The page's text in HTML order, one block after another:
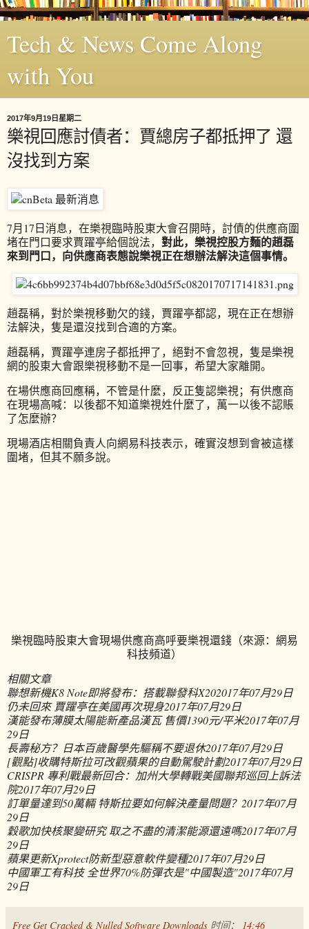
Tech & News Come Along
with You
2017年9月19日星期二
樂視回應討債者：賈總房子都抵押了 還
沒找到方案
7月17日消息，在樂視臨時股東大會召開時，討債的供應商圍
堵在門口要求賈躍亭給個說法， 對此，樂視控股方麵的趙磊
來到門口，向供應商表態說樂視正在想辦法解決這個事情。
趙磊稱，對於樂視移動欠的錢，賈躍亭都認，現在正在想辦
法解決，隻是還沒找到合適的方案。
趙磊稱，賈躍亭連房子都抵押了，絕對不會忽視，隻是樂視
網的股東大會跟樂視移動不是一回事，希望大家離開。
在場供應商回應稱，不管是什麼，反正隻認樂視；有供應商
在現場高喊：以後都不知道樂視姓什麼了，萬一以後不認賬
了怎麼辦？
現場酒店相關負責人向網易科技表示，確實沒想到會被這樣
圍堵，但其不願多說。
樂視臨時股東大會現場供應商高呼要樂視還錢（來源：網易
科技頻道）
相關文章
聯想新機K8 Note即將發布：搭載聯發科X202017年07月29日
仍未回來 賈躍亭在美國再次現身2017年07月29日
漢能發布薄膜太陽能新產品漢瓦 售價1390元/平米2017年07月
29日
長壽秘方？日本百歲醫學先驅稱不要退休2017年07月29日
[觀點]收購特斯拉可改觀蘋果的自動駕駛計劃2017年07月29日
CRISPR 專利戰最新回合：加州大學轉戰美國聯邦巡回上訴法
院2017年07月29日
訂單量達到50萬輛 特斯拉要如何解決產量問題？ 2017年07月
29日
穀歌加快核聚變研究 取之不盡的清潔能源還遠嗎2017年07月
29日
蘋果更新Xprotect防新型惡意軟件變種2017年07月29日
中國軍工有科技 全世界70%防彈衣是"中國製造"2017年07月
29日
Free Get Cracked & Nulled Software Downloads 时间： 14:46